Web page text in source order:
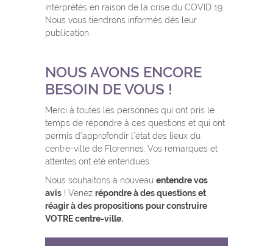
interprétés en raison de la crise du COVID 19.
Nous vous tiendrons informés dès leur
publication.
NOUS AVONS ENCORE
BESOIN DE VOUS !
Merci à toutes les personnes qui ont pris le
temps de répondre à ces questions et qui ont
permis d’approfondir l’état des lieux du
centre-ville de Florennes. Vos remarques et
attentes ont été entendues.
Nous souhaitons à nouveau entendre vos
avis ! Venez répondre à des questions et
réagir à des propositions pour construire
VOTRE centre-ville.